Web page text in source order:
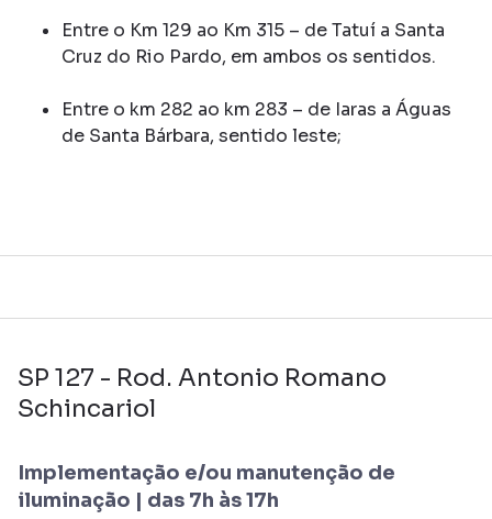
Entre o Km 129 ao Km 315 – de Tatuí a Santa
Cruz do Rio Pardo, em ambos os sentidos.
Entre o km 282 ao km 283 – de Iaras a Águas
de Santa Bárbara, sentido leste;
SP 127 - Rod. Antonio Romano
Schincariol
Implementação e/ou manutenção de
iluminação | das 7h às 17h